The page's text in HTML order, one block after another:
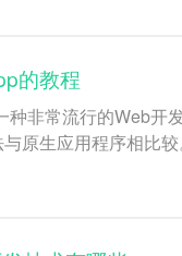
的教程
种非常流行的Web开
原生应用程序相比